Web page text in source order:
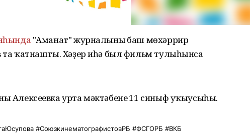
"Аманат" журналының баш мөхәррир
та ҡатнашты. Хәҙер иһә был фильм тулыһынса
урта мәктәбенең 11 синыф уҡыусыһы.
#СоюзкинематографистовРБ #ФСГОРБ #ВКБ